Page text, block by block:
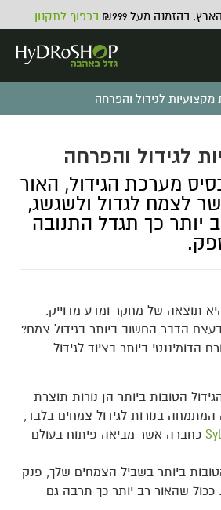
בהזמנה מעל ₪299 בכפוף לתקנון
מקצועיות לגידול והפרחה
לגידול והפרחה
מערכת הגידול, האור
לצמח לגדול ולשגשג,
יותר כך תגדל התנובה
תוצאה של מחקר ומדע מדוייק.
הדבר החשוב ביותר בגידול צמח?
הדומיננטי ביותר בציוד לגידול
הטובות ביותר הן נורות תוצרת
בנורות לגידול צמחים בלבד,
כחברה אשר מביאה פיתוח בעולם
ביותר בשביל הצמחים שלך, פנק
ככול שהאור רב יותר כך תרבה גם
נוזל לניקוי טפטפות ATAMI ATA
₪
+
ADD